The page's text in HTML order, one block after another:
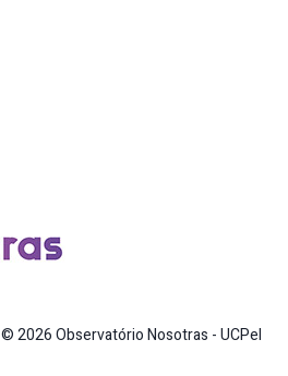
© 2026 Observatório Nosotras - UCPel